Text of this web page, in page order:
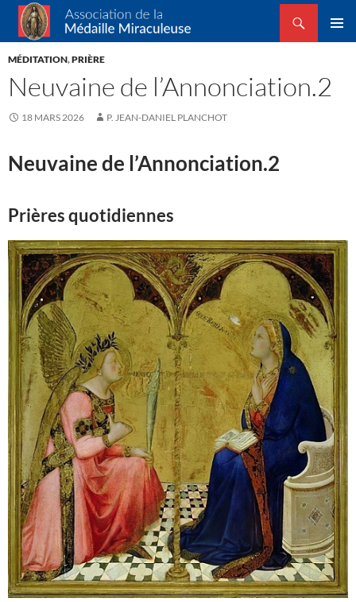
Association de la Médaille Miraculeuse
Recherche
ALLER
AU
MÉDITATION,PRIÈRE
Neuvaine de l’Annonciation.2
18 MARS 2026 P. JEAN-DANIEL PLANCHOT
Neuvaine de l’Annonciation.2
Prières quotidiennes